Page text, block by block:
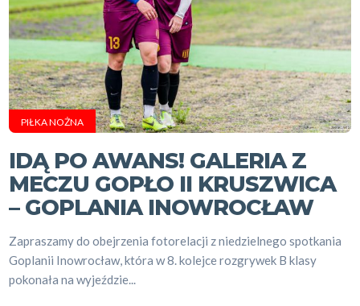
PIŁKA NOŻNA
IDĄ PO AWANS! GALERIA Z
MECZU GOPŁO II KRUSZWICA
– GOPLANIA INOWROCŁAW
Zapraszamy do obejrzenia fotorelacji z niedzielnego spotkania
Goplanii Inowrocław, która w 8. kolejce rozgrywek B klasy
pokonała na wyjeździe...